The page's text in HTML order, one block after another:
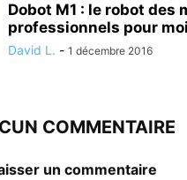
Dobot M1 : le robot des
professionnels pour
David L. - 1 décembre 2016
COMMENTAIRE
un commentaire